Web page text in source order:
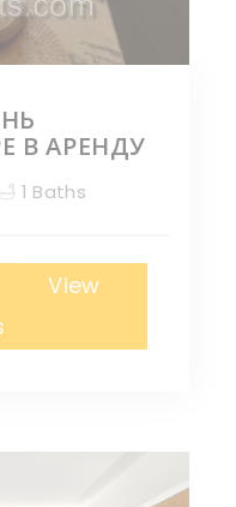
В АРЕНДУ
1 Baths
View